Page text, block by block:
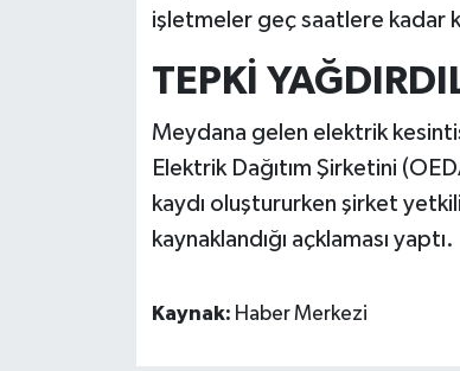
işletmeler geç saatlere kadar
TEPKİ
Meydana gelen elektrik
Elektrik Dağıtım Şirketini
kaydı oluştururken şirket
kaynaklandığı açklaması yaptı.
Kaynak: Haber Merkezi